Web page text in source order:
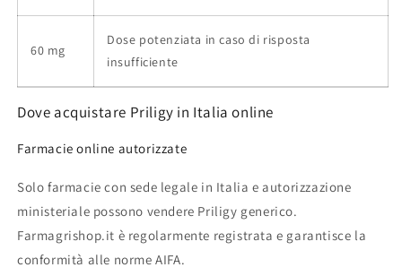
60 mg
Dose potenziata in caso di risposta
insufficiente
Dove acquistare Priligy in Italia online
Farmacie online autorizzate
Solo farmacie con sede legale in Italia e autorizzazione
ministeriale possono vendere Priligy generico.
Farmagrishop.it è regolarmente registrata e garantisce la
conformità alle norme AIFA.